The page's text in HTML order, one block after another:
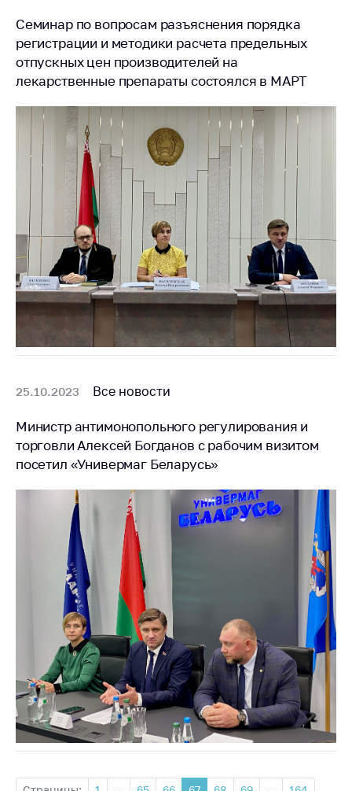
Семинар по вопросам разъяснения порядка
регистрации и методики расчета предельных
отпускных цен производителей на
лекарственные препараты состоялся в МАРТ
25.10.2023 Все новости
Министр антимонопольного регулирования и
торговли Алексей Богданов с рабочим визитом
посетил «Универмаг Беларусь»